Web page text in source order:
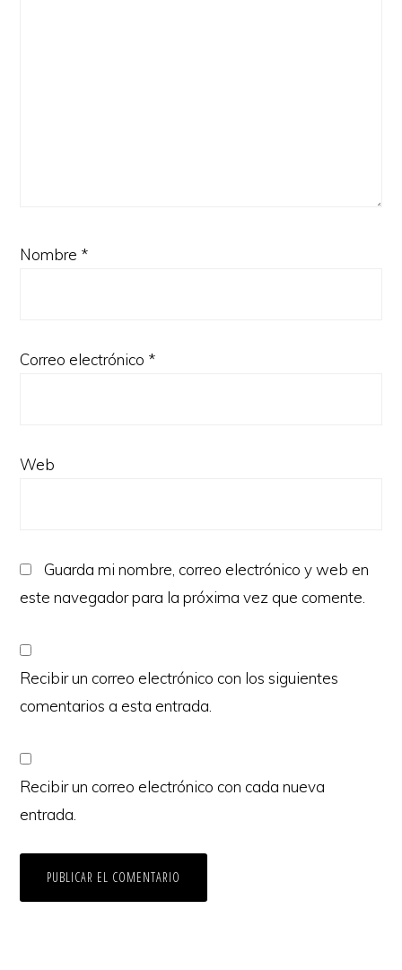
Nombre *
Correo electrónico *
Web
Guarda mi nombre, correo electrónico y web en
este navegador para la próxima vez que comente.
Recibir un correo electrónico con los siguientes
comentarios a esta entrada.
Recibir un correo electrónico con cada nueva
entrada.